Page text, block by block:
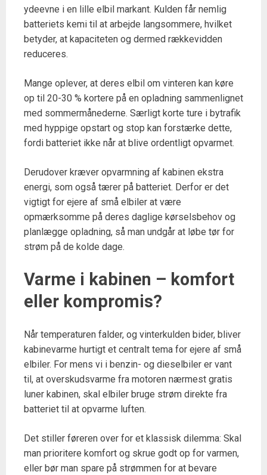
ydeevne i en lille elbil markant. Kulden får nemlig
batteriets kemi til at arbejde langsommere, hvilket
betyder, at kapaciteten og dermed rækkevidden
reduceres.
Mange oplever, at deres elbil om vinteren kan køre
op til 20-30 % kortere på en opladning sammenlignet
med sommermånederne. Særligt korte ture i bytrafik
med hyppige opstart og stop kan forstærke dette,
fordi batteriet ikke når at blive ordentligt opvarmet.
Derudover kræver opvarmning af kabinen ekstra
energi, som også tærer på batteriet. Derfor er det
vigtigt for ejere af små elbiler at være
opmærksomme på deres daglige kørselsbehov og
planlægge opladning, så man undgår at løbe tør for
strøm på de kolde dage.
Varme i kabinen – komfort
eller kompromis?
Når temperaturen falder, og vinterkulden bider, bliver
kabinevarme hurtigt et centralt tema for ejere af små
elbiler. For mens vi i benzin- og dieselbiler er vant
til, at overskudsvarme fra motoren nærmest gratis
luner kabinen, skal elbiler bruge strøm direkte fra
batteriet til at opvarme luften.
Det stiller føreren over for et klassisk dilemma: Skal
man prioritere komfort og skrue godt op for varmen,
eller bør man spare på strømmen for at bevare